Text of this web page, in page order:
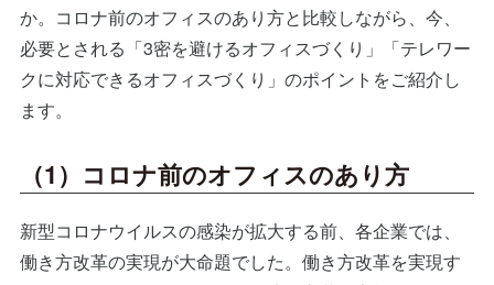
か。コロナ前のオフィスのあり方と比較しながら、今、
必要とされる「3密を避けるオフィスづくり」「テレワー
クに対応できるオフィスづくり」のポイントをご紹介し
ます。
（1）コロナ前のオフィスのあり方
新型コロナウイルスの感染が拡大する前、各企業では、
働き方改革の実現が大命題でした。働き方改革を実現す